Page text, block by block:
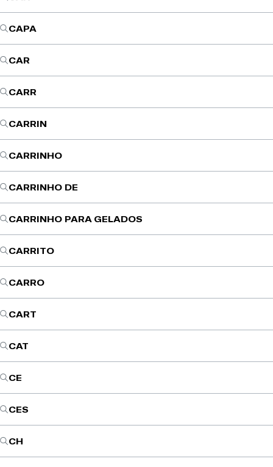
CAPA
CAR
CARR
CARRIN
CARRINHO
CARRINHO DE
CARRINHO PARA GELADOS
CARRITO
CARRO
CART
CAT
CE
CES
CH